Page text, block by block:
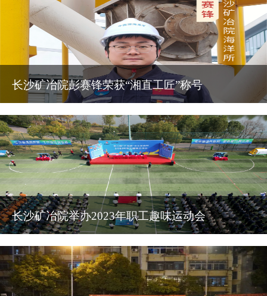
长沙矿冶院彭赛锋荣获“湘直工匠”称号
长沙矿冶院举办2023年职工趣味运动会